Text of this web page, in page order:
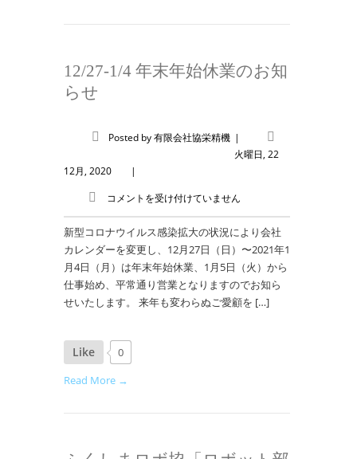
12/27-1/4 年末年始休業のお知
らせ
Posted by有限会社協栄精機 |
火曜日, 22
12月, 2020
|
コメントを受け付けていません
新型コロナウイルス感染拡大の状況により会社
カレンダーを変更し、12月27日（日）〜2021年1
月4日（月）は年末年始休業、1月5日（火）から
仕事始め、平常通り営業となりますのでお知ら
せいたします。 来年も変わらぬご愛顧を […]
Like
0
Read More →